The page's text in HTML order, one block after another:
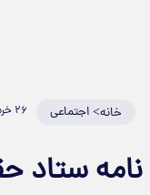
خانه>اجتماعی ۲۶ خرداد ۱۴۰۴
نامه ستاد